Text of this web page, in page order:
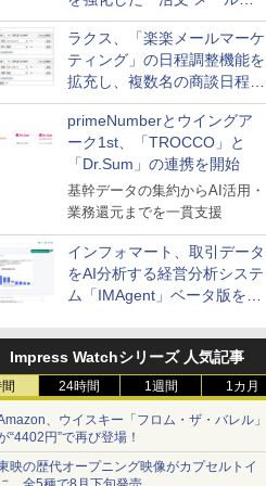
送信防止アドインサービス」
を提供
ラクス、「楽楽メールマーケ
ティング」の日程調整機能を
拡充し、複数名の商談日程調
整を効率化
primeNumberとウイングア
ーク1st、「TROCCO」と
「Dr.Sum」の連携を開始
基幹データの集約からAI活用・
業務還元までを一貫支援
インフォマート、取引データ
をAI分析する経営分析システ
ム「IMAgent」ベータ版を提
Impress Watchシリーズ 人気記事
24時間 1週間 1カ月
、ウイスキー「フロム・ザ・バレル」
“4402円”で再び登場！
映の歴代オープニング映像がカプセルトイ